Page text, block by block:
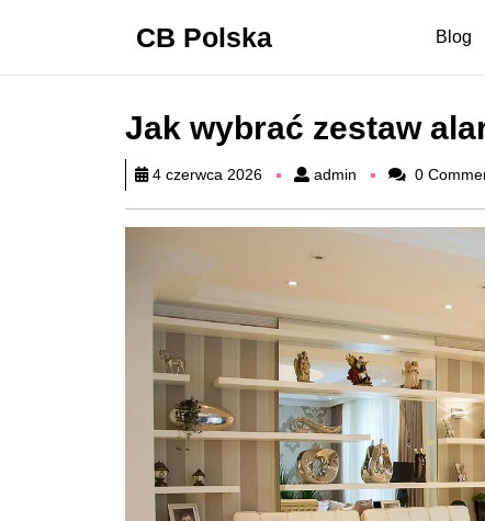
CB Polska Blog
Jak wybrać zestaw
4 czerwca 2026 admin admin 0